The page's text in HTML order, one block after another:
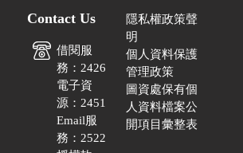
Contact Us
借閱服
務：2426
電子資
源：2451
Email服
務：2522
隱私權政策聲
明
個人資料保護
管理政策
圖資處保有個
人資料檔案公
開項目彙整表